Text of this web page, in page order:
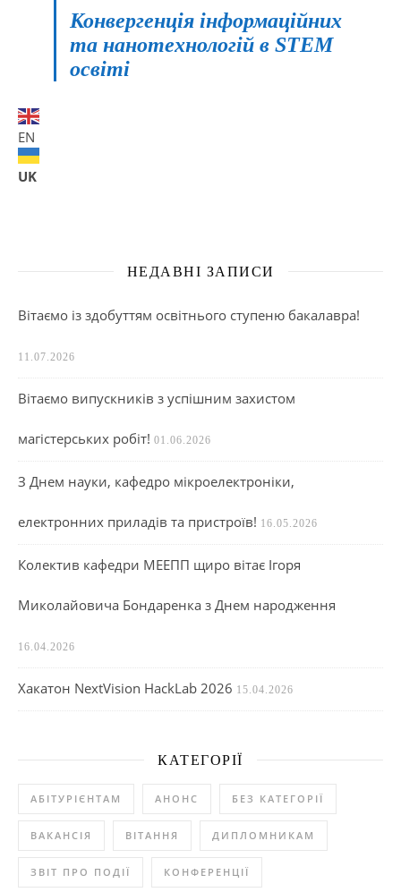
Конвергенція інформаційних
та нанотехнологій в STEM
освіті
EN
UK
НЕДАВНІ ЗАПИСИ
Вітаємо із здобуттям освітнього ступеню бакалавра!
11.07.2026
Вітаємо випускників з успішним захистом
магістерських робіт! 01.06.2026
З Днем науки, кафедро мікроелектроніки,
електронних приладів та пристроїв! 16.05.2026
Колектив кафедри МЕЕПП щиро вітає Ігоря
Миколайовича Бондаренка з Днем народження
16.04.2026
Хакатон NextVision HackLab 2026 15.04.2026
КАТЕГОРІЇ
АБІТУРІЄНТАМ АНОНС БЕЗ КАТЕГОРІЇ
ВАКАНСІЯ ВІТАННЯ ДИПЛОМНИКАМ
ЗВІТ ПРО ПОДІЇ КОНФЕРЕНЦІЇ